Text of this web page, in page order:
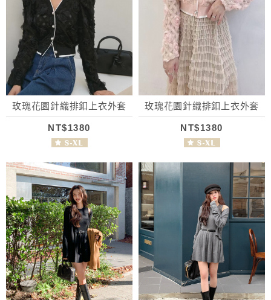
玫瑰花園針織排釦上衣外套
NT$1380
玫瑰花園針織排釦上衣外套
NT$1380